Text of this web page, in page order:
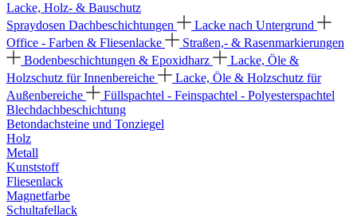
Lacke, Holz- & Bauschutz
Spraydosen Dachbeschichtungen
Lacke nach Untergrund
Office - Farben & Fliesenlacke
Straßen,- & Rasenmarkierungen
Bodenbeschichtungen & Epoxidharz
Lacke, Öle &
Holzschutz für Innenbereiche
Lacke, Öle & Holzschutz für
Außenbereiche
Füllspachtel - Feinspachtel - Polyesterspachtel
Blechdachbeschichtung
Betondachsteine und Tonziegel
Holz
Metall
Kunststoff
Fliesenlack
Magnetfarbe
Schultafellack